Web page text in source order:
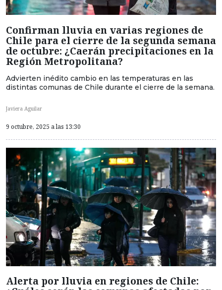
Confirman lluvia en varias regiones de
Chile para el cierre de la segunda semana
de octubre: ¿Caerán precipitaciones en la
Región Metropolitana?
Advierten inédito cambio en las temperaturas en las
distintas comunas de Chile durante el cierre de la semana.
Javiera Aguilar
9 octubre, 2025 a las 13:30
Alerta por lluvia en regiones de Chile: